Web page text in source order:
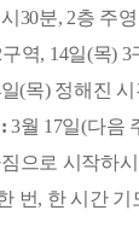
30분, 2층 주
역, 14일(목)
(목) 정해진
​3월 17일(다음
으로 시작하
번, 한 시간